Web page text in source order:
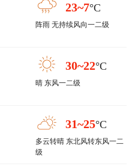
23~7°C
阵雨 无持续风向一二级
30~22°C
晴 东风一二级
31~25°C
多云转晴 东北风转东风一二
级